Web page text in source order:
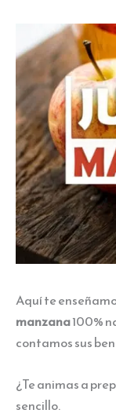
Aquí te
manzana100%
contamos sus
¿Te animas a
sencillo.